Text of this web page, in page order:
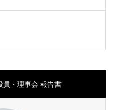
・理事会 報告書